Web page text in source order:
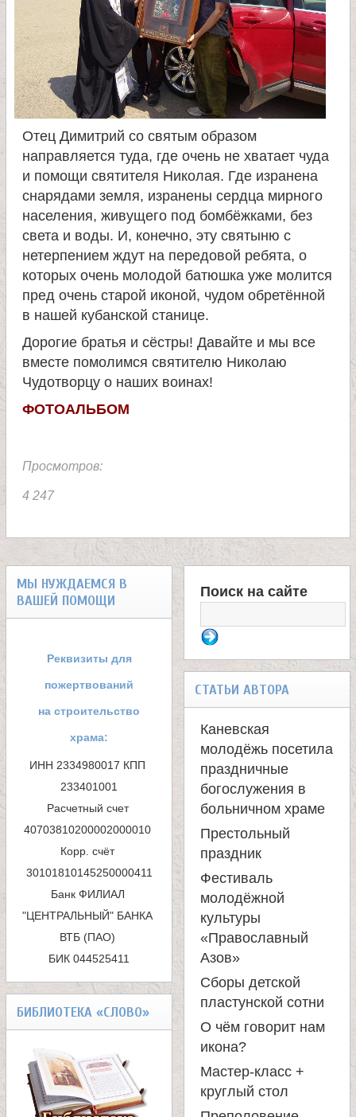
в
с
к
о
й
Отец Димитрий со святым образом
направляется туда, где очень не хватает чуда
и помощи святителя Николая. Где изранена
снарядами земля, изранены сердца мирного
населения, живущего под бомбёжками, без
света и воды. И, конечно, эту святыню с
нетерпением ждут на передовой ребята, о
которых очень молодой батюшка уже молится
пред очень старой иконой, чудом обретённой
в нашей кубанской станице.
Дорогие братья и сёстры! Давайте и мы все
вместе помолимся святителю Николаю
Чудотворцу о наших воинах!
ФОТОАЛЬБОМ
Просмотров:
4 247
МЫ НУЖДАЕМСЯ В
ВАШЕЙ ПОМОЩИ
Реквизиты для
пожертвований
на строительство
храма:
ИНН 2334980017 КПП
233401001
Расчетный счет
40703810200002000010
Корр. счёт
Банк ФИЛИАЛ
"ЦЕНТРАЛЬНЫЙ" БАНКА
ВТБ (ПАО)
БИК 044525411
БИБЛИОТЕКА «СЛОВО»
Ф
о
р
м
а
п
о
и
с
к
а
Поиск на сайте
СТАТЬИ АВТОРА
Каневская
молодёжь посетила
праздничные
богослужения в
больничном храме
Престольный
праздник
Фестиваль
молодёжной
культуры
«Православный
Азов»
Сборы детской
пластунской сотни
О чём говорит нам
икона?
Мастер-класс +
круглый стол